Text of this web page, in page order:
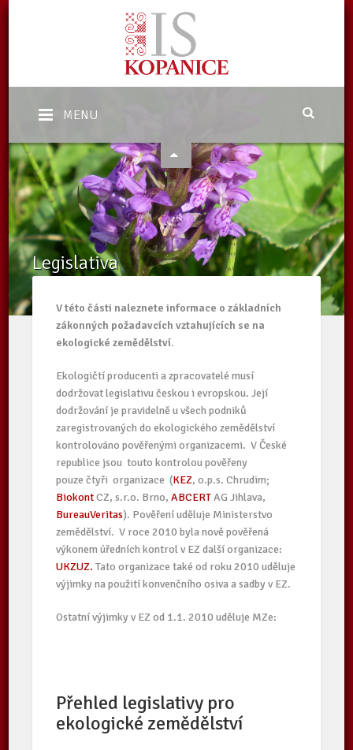
MENU
Legislativa
V této části naleznete informace o základních
zákonných požadavcích vztahujících se na
ekologické zemědělství.
Ekologičtí producenti a zpracovatelé musí
dodržovat legislativu českou i evropskou. Její
dodržování je pravidelně u všech podniků
zaregistrovaných do ekologického zemědělství
kontrolováno pověřenými organizacemi. V České
republice jsou touto kontrolou pověřeny
pouze čtyři organizace (KEZ, o.p.s. Chrudim;
BiokontCZ, s.r.o. Brno,ABCERTAG Jihlava,
BureauVeritas). Pověření uděluje Ministerstvo
zemědělství. V roce 2010 byla nově pověřená
výkonem úředních kontrol v EZ další organizace:
UKZUZ. Tato organizace také od roku 2010 uděluje
výjimky na použití konvenčního osiva a sadby v EZ.
Ostatní výjimky v EZ od 1.1. 2010 uděluje MZe:
Přehled legislativy pro
ekologické zemědělství